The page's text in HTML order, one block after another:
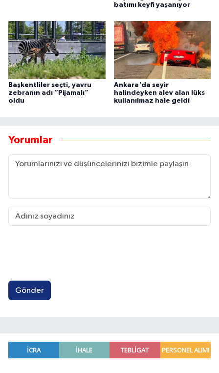
batımı keyfi yaşanıyor
Başkentliler seçti, yavru
zebranın adı “Pijamalı”
oldu
Ankara'da seyir
halindeyken alev alan lüks
kullanılmaz hale geldi
Yorumlar
Gönder